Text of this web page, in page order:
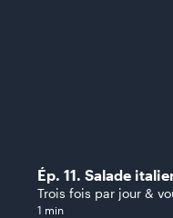
Ép. 11. Salade
Trois fois par jour &
1 min